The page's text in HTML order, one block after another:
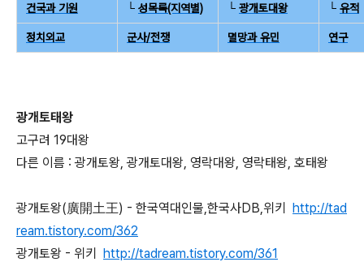
건국과 기원 └ 성목록(지역별) └ 광개토대왕 └ 유적
정치외교 군사/전쟁 멸망과 유민 연구
광개토태왕
고구려 19대왕
다른 이름 : 광개토왕, 광개토대왕, 영락대왕, 영락태왕, 호태왕
광개토왕(廣開土王) - 한국역대인물,한국사DB,위키 http://tad
ream.tistory.com/362
광개토왕 - 위키 http://tadream.tistory.com/361